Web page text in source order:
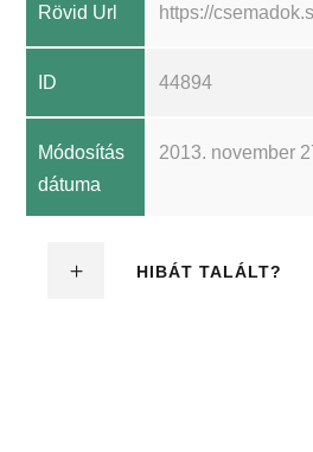
Rövid Url https://
ID 44894
Módosítás
dátuma
2013. november
HIBÁT TALÁLT?